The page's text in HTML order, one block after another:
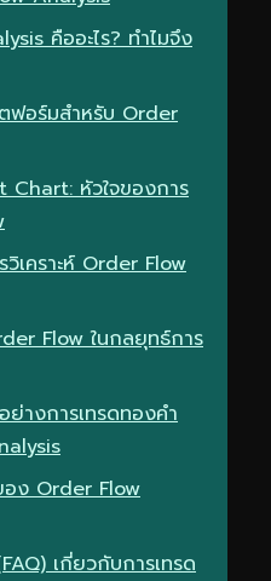
คืออะไร? ทำไมจึง
ฟอร์มสำหรับ Order
Chart: หัวใจของการ
เคราะห์ Order Flow
Flow ในกลยุทธ์การ
างการเทรดทองคำ
ง Order Flow
เกี่ยวกับการเทรด